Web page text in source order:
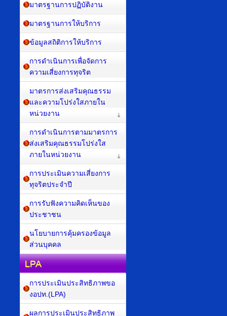
มาตรฐานการปฏิบัติงาน
มาตรฐานการให้บริการ
ข้อมูลสถิติการให้บริการ
การดำเนินการเพื่อจัดการ
ความเสี่ยงการทุจริต
มาตรการส่งเสริมคุณธรรม
และความโปร่งใสภายใน
หน่วยงาน
การดำเนินการตามมาตรการ
ส่งเสริมคุณธรรมโปร่งใส
ภายในหน่วยงาน
การประเมินความเสี่ยงการ
ทุจริตประจำปี
การรับฟังความคิดเห็นของ
ประชาชน
นโยบายการคุ้มครองข้อมูล
ส่วนบุคคล
LPA
การประเมินประสิทธิภาพขอ
งอปท.(LPA)
ผลการประเมินประสิทธิภาพ